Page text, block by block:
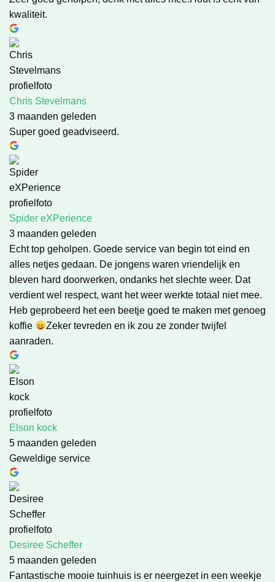
kwaliteit.
Chris Stevelmans
3 maanden geleden
Super goed geadviseerd.
Spider eXPerience
3 maanden geleden
Echt top geholpen. Goede service van begin tot eind en
alles netjes gedaan. De jongens waren vriendelijk en
bleven hard doorwerken, ondanks het slechte weer. Dat
verdient wel respect, want het weer werkte totaal niet mee.
Heb geprobeerd het een beetje goed te maken met genoeg
koffie
Zeker tevreden en ik zou ze zonder twijfel
aanraden.
Elson kock
5 maanden geleden
Geweldige service
Desiree Scheffer
5 maanden geleden
Fantastische mooie tuinhuis is er neergezet in een weekje